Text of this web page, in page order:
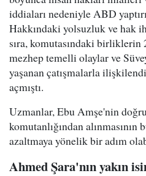
iddiaları nedeniyle ABD
Hakkındaki yolsuzluk ve hak
sıra, komutasındaki birliklerin
mezhep temelli olaylar ve
yaşanan çatışmalarla
açmıştı.
Uzmanlar, Ebu Amşe'nin
komutanlığından
azaltmaya yönelik bir adım
Ahmed Şara'nın yakın